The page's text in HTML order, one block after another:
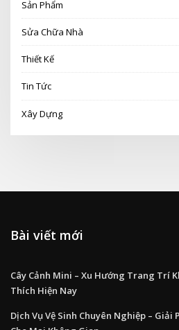
Sản Phẩm
Sửa Chữa Nhà
Thiết Kế
Tin Tức
Xây Dựng
Bài viết mới
Cây Cảnh Mini – Xu Hướng Trang Trí
Thích Hiện Nay
Dịch Vụ Vệ Sinh Chuyên Nghiệp – Giải